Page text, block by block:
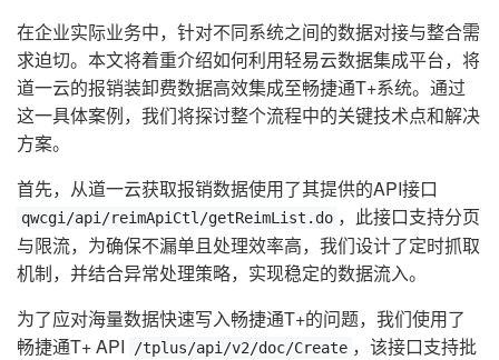
在企业实际业务中，针对不同系统之间的数据对接与整合需
求迫切。本文将着重介绍如何利用轻易云数据集成平台，将
道一云的报销装卸费数据高效集成至畅捷通T+系统。通过
这一具体案例，我们将探讨整个流程中的关键技术点和解决
方案。
首先，从道一云获取报销数据使用了其提供的API接口
qwcgi/api/reimApiCtl/getReimList.do ，此接口支持分页
与限流，为确保不漏单且处理效率高，我们设计了定时抓取
机制，并结合异常处理策略，实现稳定的数据流入。
为了应对海量数据快速写入畅捷通T+的问题，我们使用了
畅捷通T+ API
/tplus/api/v2/doc/Create ，该接口支持批